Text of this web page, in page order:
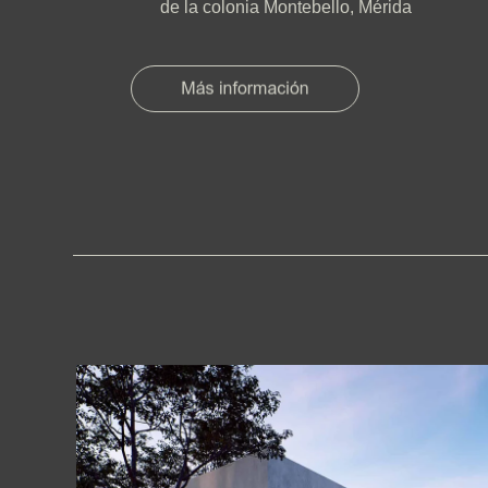
de la colonia Montebello, Mérida